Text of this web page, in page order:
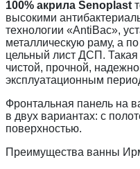
100% акрила Senoplast
высокими
технологии «AntiBac»,
металлическую раму, а
цельный лист ДСП. Такая
чистой, прочной,
эксплуатационным
Фронтальная панель на
в двух вариантах: с
поверхностью.
Преимущества ванны